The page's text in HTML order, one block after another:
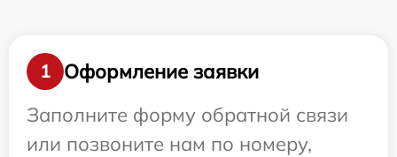
1
Оформление заявки
Заполните форму обратной связи
или позвоните нам по номеру,